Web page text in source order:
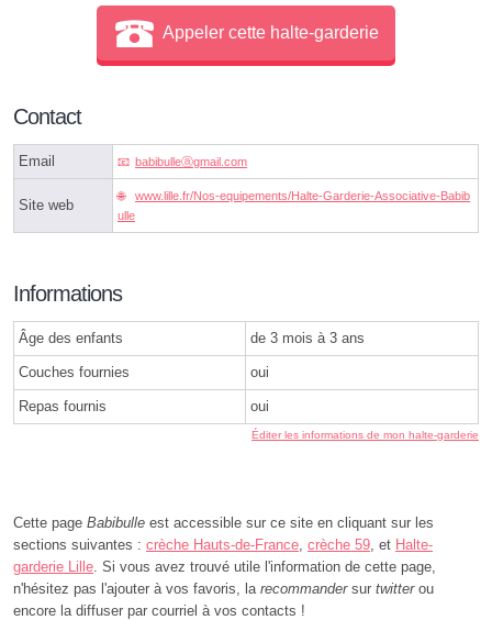
Appeler cette halte-garderie
Contact
Email babibulleⓐgmail.com
Site web
www.lille.fr/Nos-equipements/Halte-Garderie-Associative-Babib
ulle
Informations
Âge des enfants de 3 mois à 3 ans
Couches fournies oui
Repas fournis oui
Éditer les informations de mon halte-garderie
Cette page Babibulle est accessible sur ce site en cliquant sur les
sections suivantes : crèche Hauts-de-France crèche 59 , et Halte-
garderie Lille . Si vous avez trouvé utile l'information de cette page,
n'hésitez pas l'ajouter à vos favoris, la recommandersur twitterou
encore la diffuser par courriel à vos contacts !